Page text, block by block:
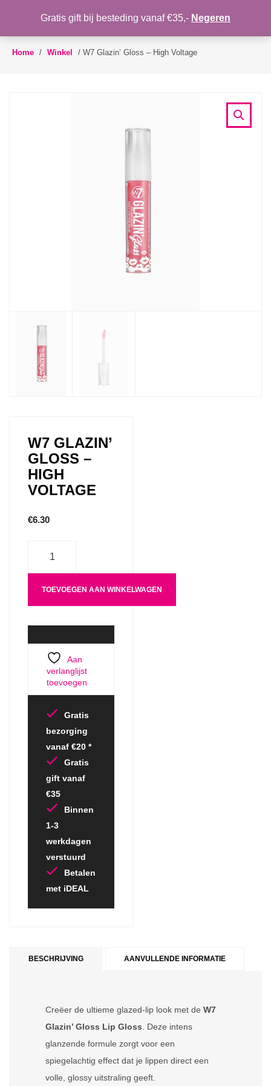
Toggle
WENSLIJST
Home / Winkel / W7 Glazin’ Gloss – High Voltage
W7 GLAZIN’
GLOSS –
HIGH
VOLTAGE
€6.30
TOEVOEGEN AAN WINKELWAGEN
Aan
verlanglijst
toevoegen
Gratis
bezorging
vanaf €20 *
Gratis
gift vanaf
€35
Binnen
1-3
werkdagen
verstuurd
Betalen
met iDEAL
BESCHRIJVING AANVULLENDE INFORMATIE
Creëer de ultieme glazed-lip look met de W7
Glazin’ Gloss Lip Gloss . Deze intens
glanzende formule zorgt voor een
spiegelachtig effect dat je lippen direct een
volle, glossy uitstraling geeft.
Gratis gift bij besteding vanaf €35,- Negeren